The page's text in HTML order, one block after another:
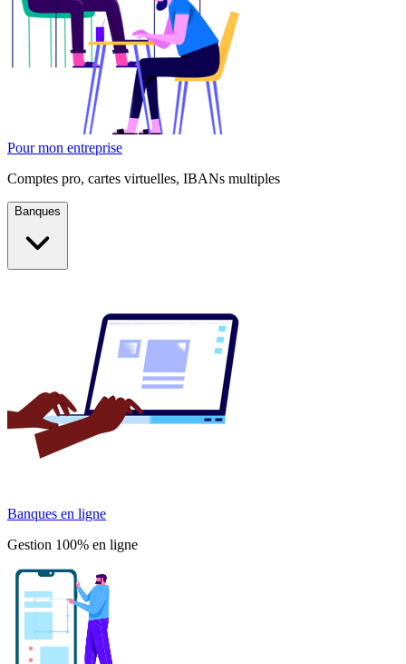
Pour mon entreprise
Comptes pro, cartes virtuelles, IBANs multiples
Banques
Banques en ligne
Gestion 100% en ligne